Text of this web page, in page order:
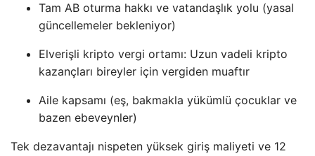
Tam AB oturma hakkı ve vatandaşlık yolu (yasal
güncellemeler bekleniyor)
Elverişli kripto vergi ortamı: Uzun vadeli kripto
kazançları bireyler için vergiden muaftır
Aile kapsamı (eş, bakmakla yükümlü çocuklar ve
bazen ebeveynler)
Tek dezavantajı nispeten yüksek giriş maliyeti ve 12